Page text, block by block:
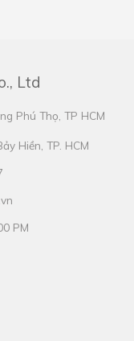
Ltd
Phú Thọ, TP HCM
Hiền, TP. HCM
PM